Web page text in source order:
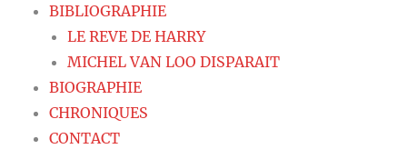
BIBLIOGRAPHIE
LE REVE DE HARRY
MICHEL VAN LOO DISPARAIT
BIOGRAPHIE
CHRONIQUES
CONTACT